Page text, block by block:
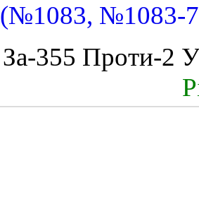
(№1083, №1083-
За-355 Проти-2